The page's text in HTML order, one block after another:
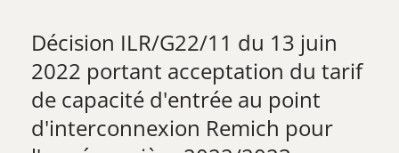
Décision ILR/G22/11 du 13 juin
2022 portant acceptation du tarif
de capacité d'entrée au point
d'interconnexion Remich pour